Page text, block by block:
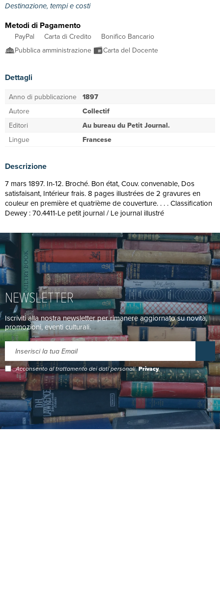
Destinazione, tempi e costi
Metodi di Pagamento
PayPal Carta di Credito
Bonifico Bancario
Pubblica amministrazione
Carta del Docente
Dettagli
Anno di pubblicazione 1897
Autore
Collectif
Editori
Au bureau du Petit Journal.
Lingue
Francese
Descrizione
7 mars 1897. In-12. Broché. Bon état, Couv. convenable, Dos
satisfaisant, Intérieur frais. 8 pages illustrées de 2 gravures en
couleur en première et quatrième de couverture. . . . Classification
Dewey : 70.4411-Le petit journal / Le journal illustré
NEWSLETTER
Iscriviti alla nostra newsletter per rimanere aggiornato su novità,
promozioni, eventi culturali.
Acconsento al trattamento dei dati personali.Privacy